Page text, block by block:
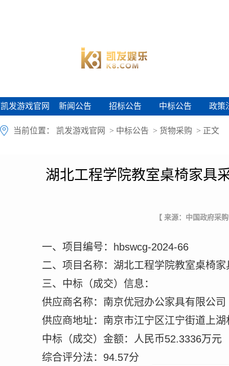
凯发游戏官网
凯发游戏官网 新闻公告
新闻公告 招标公告
招标公告 中标公告
中标公告 政策
政策
当前位置： 凯发游戏官网 > 中标公告 > 货物采购 > 正文
湖北工程学院教室桌椅家具
【 来源：中国政府采
一、项目编号：
hbswcg-2024-66
二、项目名称： 湖北工程学院教室桌椅
三、中标（成交）信息：
供应商名称： 南京优冠办公家具有限公司
供应商地址： 南京市江宁区江宁街道上
中标（成交）金额：人民币52.3336万元
综合评分法： 94.57分